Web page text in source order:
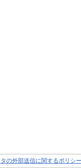
の外部送信に関するポリシ